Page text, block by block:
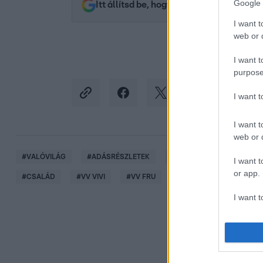
Google
I want
web or
I want
I want
I want
web or
I want
or app.
I want
I want
Itt állítsd be, hogy az RTL.hu az elsők
#VALÓVILÁG #ADÁSRÉSZLETEK VALÓVILÁG10 POWERED
#CSALÁD #VV VIVI #VV FRU